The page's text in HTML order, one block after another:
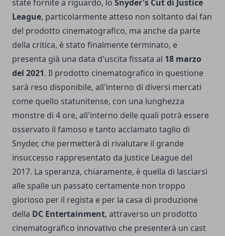
state fornite a riguardo, lo Snyder's Cut di Justice
League, particolarmente atteso non soltanto dai fan
del prodotto cinematografico, ma anche da parte
della critica, è stato finalmente terminato, e
presenta già una data d'uscita fissata al 18 marzo
del 2021. Il prodotto cinematografico in questione
sarà reso disponibile, all'interno di diversi mercati
come quello statunitense, con una lunghezza
monstre di 4 ore, all'interno delle quali potrà essere
osservato il famoso e tanto acclamato taglio di
Snyder, che permetterà di rivalutare il grande
insuccesso rappresentato da Justice League del
2017. La speranza, chiaramente, è quella di lasciarsi
alle spalle un passato certamente non troppo
glorioso per il regista e per la casa di produzione
della DC Entertainment, attraverso un prodotto
cinematografico innovativo che presenterà un cast